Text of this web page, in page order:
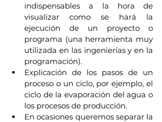
indispensables a la hora de
visualizar como se hará la
ejecución de un proyecto o
programa (una herramienta muy
utilizada en las ingenierías y en la
programación).
Explicación de los pasos de un
proceso o un ciclo, por ejemplo, el
ciclo de la evaporación del agua o
los procesos de producción.
En ocasiones queremos separar la